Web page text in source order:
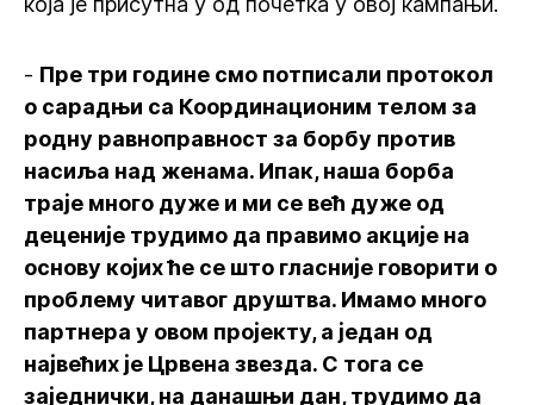
- Пре три године смо потписали протокол
о сарадњи са Координационим телом за
родну равноправност за борбу против
насиља над женама. Ипак, наша борба
траје много дуже и ми се већ дуже од
деценије трудимо да правимо акције на
основу којих ће се што гласније говорити о
проблему читавог друштва. Имамо много
партнера у овом пројекту, а један од
највећих је Црвена звезда. С тога се
заједнички, на данашњи дан, трудимо да